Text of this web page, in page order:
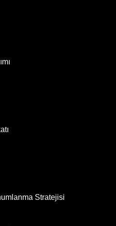
Stratejisi